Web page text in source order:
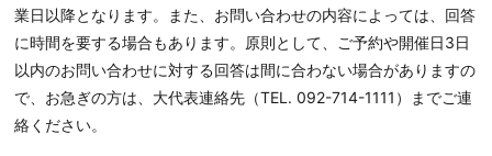
業日以降となります。また、お問い合わせの内容によっては、回答
に時間を要する場合もあります。原則として、ご予約や開催日3日
以内のお問い合わせに対する回答は間に合わない場合がありますの
で、お急ぎの方は、大代表連絡先（TEL.092-714-1111 ）までご連
絡ください。